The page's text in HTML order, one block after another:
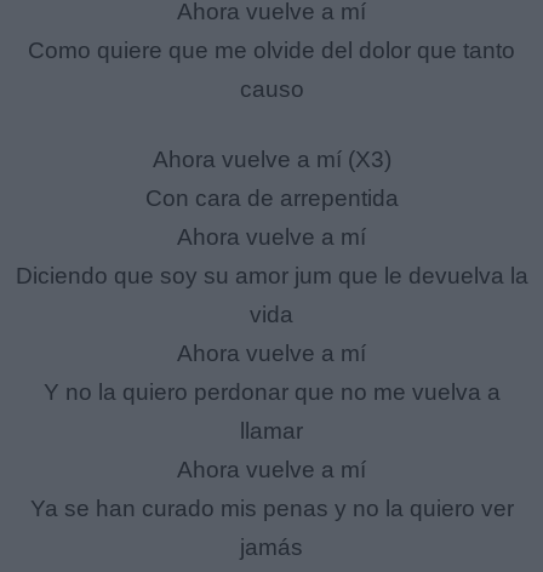
Ahora vuelve a mí
Como quiere que me olvide del dolor que tanto
causo
Ahora vuelve a mí (X3)
Con cara de arrepentida
Ahora vuelve a mí
Diciendo que soy su amor jum que le devuelva la
vida
Ahora vuelve a mí
Y no la quiero perdonar que no me vuelva a
llamar
Ahora vuelve a mí
Ya se han curado mis penas y no la quiero ver
jamás